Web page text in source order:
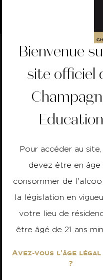
de Vacances
Bienvenue
site officiel
Education
Pour accéder au
devez être en âge
consommer de
la législation en
votre lieu de
être âgé de 21 ans
Avez-vous l'âge
?
24/06/
Français -